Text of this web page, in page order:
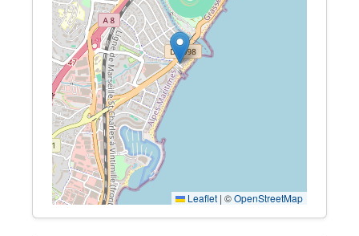
Leaflet | ©OpenStreetMap